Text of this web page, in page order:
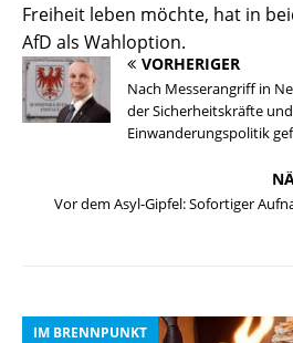
Freiheit leben möchte, hat in
AfD als Wahloption.
VORHERIGER
Nach Messerangriff in
der Sicherheitskräfte
Einwanderungspolitik
Vor dem Asyl-Gipfel: Sofortiger
IM BRENNPUNKT